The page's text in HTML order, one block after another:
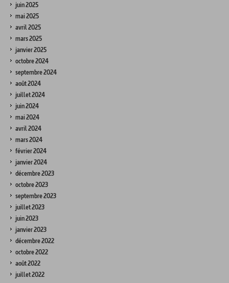
juin 2025
mai 2025
avril 2025
mars 2025
janvier 2025
octobre 2024
septembre 2024
août 2024
juillet 2024
juin 2024
mai 2024
avril 2024
mars 2024
février 2024
janvier 2024
décembre 2023
octobre 2023
septembre 2023
juillet 2023
juin 2023
janvier 2023
décembre 2022
octobre 2022
août 2022
juillet 2022